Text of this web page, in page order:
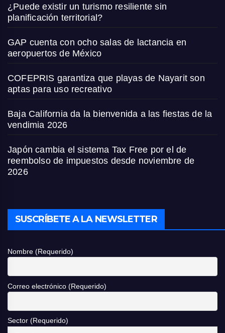
¿Puede existir un turismo resiliente sin
planificación territorial?
GAP cuenta con ocho salas de lactancia en
aeropuertos de México
COFEPRIS garantiza que playas de Nayarit son
aptas para uso recreativo
Baja California da la bienvenida a las fiestas de la
vendimia 2026
Japón cambia el sistema Tax Free por el de
reembolso de impuestos desde noviembre de
2026
SUSCRÍBETE A LA NEWSLETTER
Nombre (Requerido)
Correo electrónico (Requerido)
Sector (Requerido)